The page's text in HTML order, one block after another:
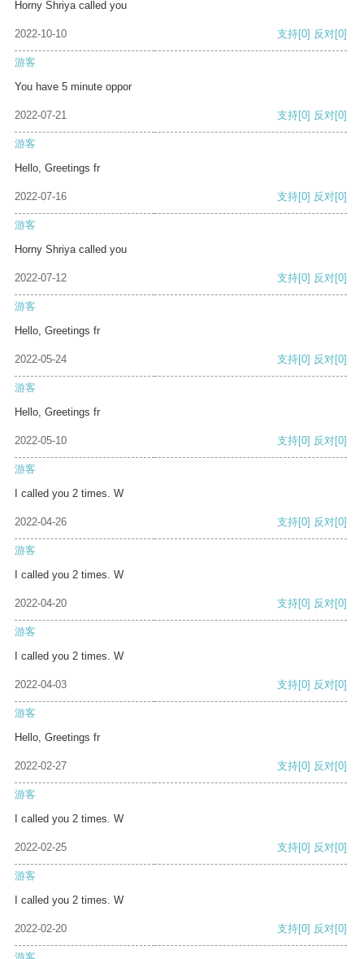
Horny Shriya called you
2022-10-10 支持[0] 反对[0]
游客
You have 5 minute oppor
2022-07-21 支持[0] 反对[0]
游客
Hello, Greetings fr
2022-07-16 支持[0] 反对[0]
游客
Horny Shriya called you
2022-07-12 支持[0] 反对[0]
游客
Hello, Greetings fr
2022-05-24 支持[0] 反对[0]
游客
Hello, Greetings fr
2022-05-10 支持[0] 反对[0]
游客
I called you 2 times. W
2022-04-26 支持[0] 反对[0]
游客
I called you 2 times. W
2022-04-20 支持[0] 反对[0]
游客
I called you 2 times. W
2022-04-03 支持[0] 反对[0]
游客
Hello, Greetings fr
2022-02-27 支持[0] 反对[0]
游客
I called you 2 times. W
2022-02-25 支持[0] 反对[0]
游客
I called you 2 times. W
2022-02-20 支持[0] 反对[0]